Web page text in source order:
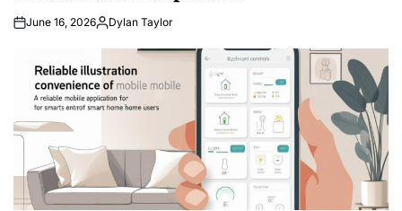
June 16, 2026Posted
Dylan Taylor